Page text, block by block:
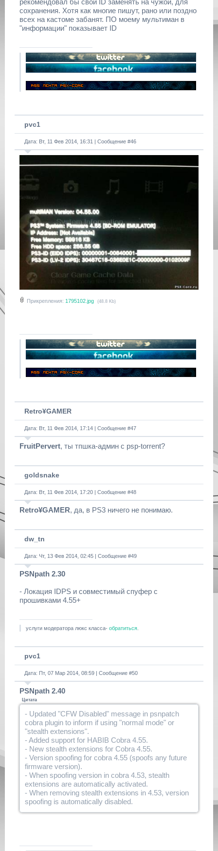
рекомендовал бы свой ID заменять на чужой, для
сохранения. Хотя как многие пишут, рано или поздно
всех на кастоме забанят. ПО моему мультиман в
"информации" показывает ID
pvc1
Дата: Вт, 11 Фев 2014, 16:31 | Сообщение #46
Прикрепления: 1795102.jpg (48.8 Kb)
Retro¥GAMER
Дата: Вт, 11 Фев 2014, 17:14 | Сообщение #47
FruitPervert, ты тпшка-админ с psp-torrent?
goldsnake
Дата: Вт, 11 Фев 2014, 17:20 | Сообщение #48
Retro¥GAMER, да, в PS3 ничего не понимаю.
dw_tn
Дата: Чт, 13 Фев 2014, 02:45 | Сообщение #49
PSNpath 2.30
- Локация IDPS и совместимый спуфер с
прошивками 4.55+
услуги модератора люкс класса- обратиться
pvc1
Дата: Пт, 07 Мар 2014, 08:59 | Сообщение #50
PSNpath 2.40
Цитата
- Updated "CFW Disabled" message in psnpatch
cobra plugin to inform if using "normal mode" or
"stealth extensions".
- Added support for HABIB Cobra 4.55.
- New stealth extensions for Cobra 4.55.
- Version spoofing for cobra 4.55 (spoofs any future
firmware version).
- When spoofing version in cobra 4.53, stealth
extensions are automatically activated.
- When removing stealth extensions in 4.53, version
spoofing is automatically disabled.
continues as "X.XX" just re-install firmware. DON'T